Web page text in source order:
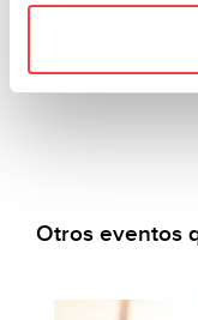
Otros eventos